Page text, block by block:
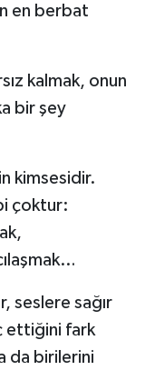
en berbat
kalmak, onun
bir şey
kimsesidir.
çoktur:
seslere sağır
ettiğini fark
da birilerini